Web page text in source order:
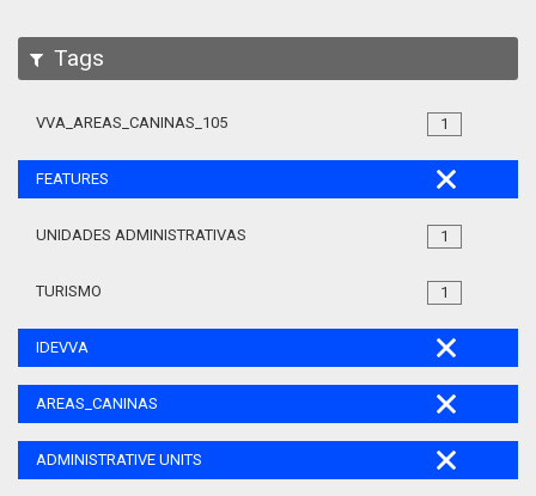
Tags
1
VVA_AREAS_CANINAS_105
FEATURES
1
UNIDADES ADMINISTRATIVAS
1
TURISMO
IDEVVA
AREAS_CANINAS
ADMINISTRATIVE UNITS